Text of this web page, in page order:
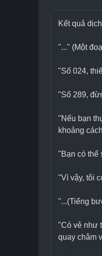
Kết quả
"..." (Một
"Số 024,
"Số 289,
"Nếu bạn
khoảng
"Bạn có thể
"Vì vậy, tôi
"...(Tiếng
"Có vẻ như
quay châm